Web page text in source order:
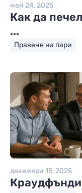
май 24, 2025
Как да
...
Правене на пари
декември 15, 2025